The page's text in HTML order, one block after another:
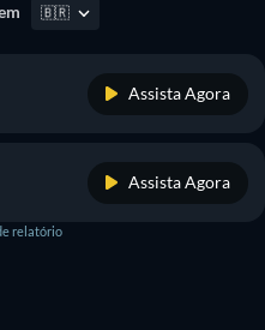
🇧🇷
Assista Agora
Assista Agora
relatório